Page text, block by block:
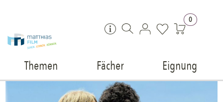
0
Themen Fächer Eignung